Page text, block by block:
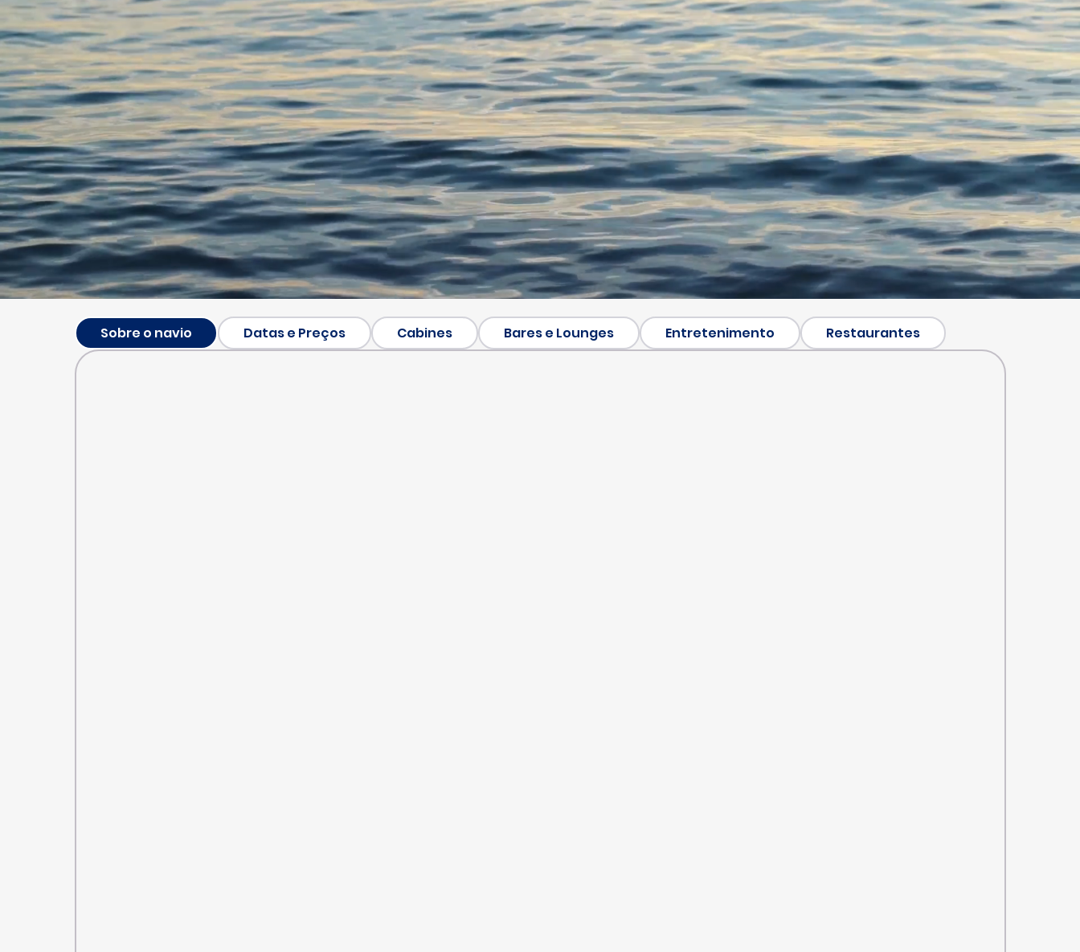
Sobre o navio Datas e Preços Cabines Bares e Lounges Entretenimento Restaurantes